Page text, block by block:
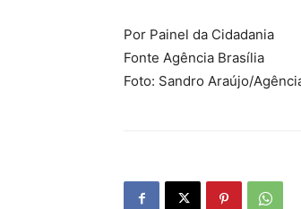
Por Painel da Cidadania
Fonte Agência Brasília
Foto: Sandro Araújo/